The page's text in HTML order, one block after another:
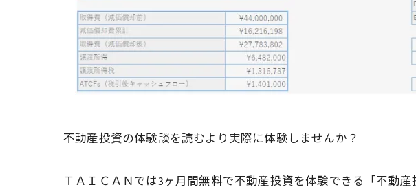
不動産投資の体験談を読むより実際に体験しませんか？
ＴＡＩＣＡＮでは3ヶ月間無料で不動産投資を体験できる「不動